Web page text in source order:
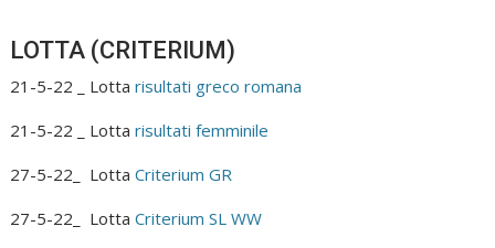
LOTTA (CRITERIUM)
21-5-22 _ Lottarisultati greco romana
21-5-22 _ Lottarisultati femminile
27-5-22_ LottaCriterium GR
27-5-22_ LottaCriterium SL WW